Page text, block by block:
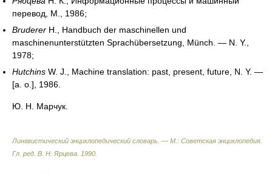
перевод, М., 1986;
Bruderer H., Handbuch der maschinellen und
maschinenunterstützten Sprachübersetzung, Münch. — N. Y.,
1978;
Hutchins W. J., Machine translation: past, present, future, N. Y. —
[a. o.], 1986.
Ю. Н. Марчук.
Лингвистический энциклопедический словарь. — М.: Советская энциклопедия
Гл. ред. В. Н. Ярцева 1990